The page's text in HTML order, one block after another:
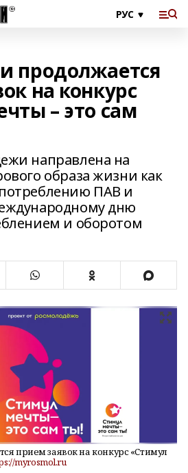
продолжается
на конкурс
– это сам
направлена на
образа жизни как
ПАВ и
дню
и оборотом
прием заявок на конкурс «Стимул
myrosmol.ru